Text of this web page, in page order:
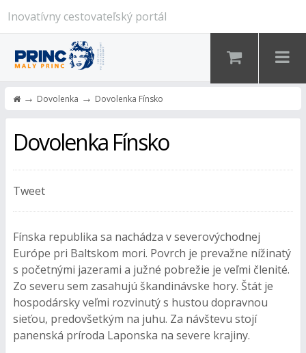
Inovatívny cestovateľský portál
→ Dovolenka → Dovolenka Fínsko
Dovolenka Fínsko
Tweet
Fínska republika sa nachádza v severovýchodnej
Európe pri Baltskom mori. Povrch je prevažne nížinatý
s početnými jazerami a južné pobrežie je veľmi členité.
Zo severu sem zasahujú škandinávske hory. Štát je
hospodársky veľmi rozvinutý s hustou dopravnou
sieťou, predovšetkým na juhu. Za návštevu stojí
panenská príroda Laponska na severe krajiny.